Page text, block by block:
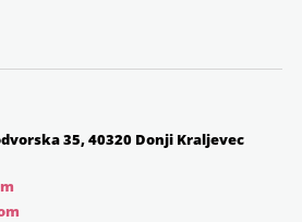
35, 40320 Donji Kraljevec